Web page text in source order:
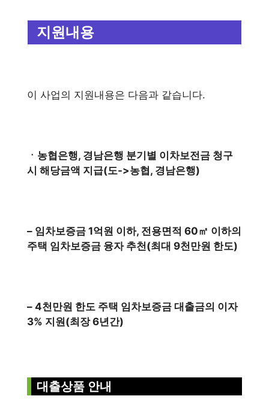
지원내용
이 사업의 지원내용은 다음과 같습니다.
ㆍ농협은행, 경남은행 분기별 이차보전금 청구
시 해당금액 지급(도->농협, 경남은행)
– 임차보증금 1억원 이하, 전용면적 60㎡ 이하의
주택 임차보증금 융자 추천(최대 9천만원 한도)
– 4천만원 한도 주택 임차보증금 대출금의 이자
3% 지원(최장 6년간)
대출상품 안내